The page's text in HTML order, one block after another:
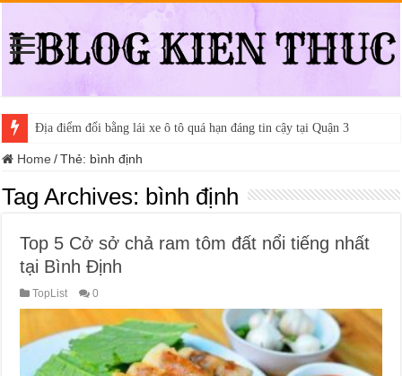
Địa điểm đổi bằng lái xe ô tô quá hạn đáng tin cậy tại Quận 3
Home / Thẻ: bình định
Tag Archives: bình định
Top 5 Cở sở chả ram tôm đất nổi tiếng nhất
tại Bình Định
TopList 0